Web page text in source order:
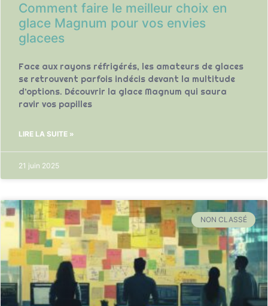
Comment faire le meilleur choix en
glace Magnum pour vos envies
glacees
Face aux rayons réfrigérés, les amateurs de glaces
se retrouvent parfois indécis devant la multitude
d’options. Découvrir la glace Magnum qui saura
ravir vos papilles
LIRE LA SUITE »
21 juin 2025
NON CLASSÉ